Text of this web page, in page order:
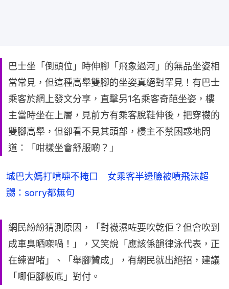
巴士坐「倒頭位」時伸腳「飛象過河」的無品坐姿相
當常見，但這種高舉雙腳的坐姿真絕對罕見！有巴士
乘客於網上發文分享，直擊另1名乘客奇葩坐姿，樓
主當時坐在上層，見前方有乘客脫鞋伸後，把穿襪的
雙腳高舉，但卻看不見其頭部，樓主不禁困惑地問
道：「咁樣坐會舒服啲？」
城巴大媽打噴嚏不掩口 女乘客半邊臉被噴飛沫超
嬲：sorry都無句
網民紛紛猜測原因，「對襪濕咗要吹乾佢？但會吹到
成車臭晒㗎喎！」，又笑說「應該係韻律泳代表，正
在練習啫」、「舉腳贊成」，有網民就出絕招，建議
「唧佢腳板底」對付。